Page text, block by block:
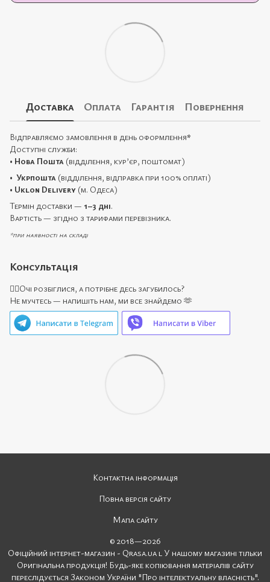
Доставка Оплата Гарантія Повернення
Відправляємо замовлення в день оформлення*
Доступні служби:
• Нова Пошта (відділення, кур’єр, поштомат)
• Укрпошта (відділення, відправка при 100% оплаті)
• Uklon Delivery (м. Одеса)
Термін доставки — 1–3 дні.
Вартість — згідно з тарифами перевізника.
*при наявності на складі
Консультація
🙋‍♀️Очі розбіглися, а потрібне десь загубилось?
Не мучтесь — напишіть нам, ми все знайдемо 🫶
Контактна інформація
Повна версія сайту
Мапа сайту
© 2018—2026
Офіційний інтернет-магазин - Qrasa.ua l У нашому магазині тільки
Оригінальна продукція! Будь-яке копіювання матеріалів сайту
переслідується Законом України "Про інтелектуальну власність".